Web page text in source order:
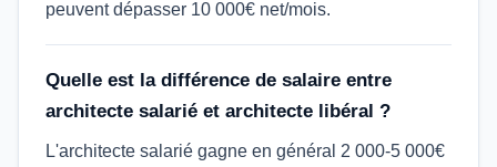
peuvent dépasser 10 000€ net/mois.
Quelle est la différence de salaire entre
architecte salarié et architecte libéral ?
L'architecte salarié gagne en général 2 000-5 000€